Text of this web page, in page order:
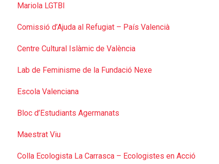
Mariola LGTBI
Comissió d’Ajuda al Refugiat – País Valencià
Centre Cultural Islàmic de València
Lab de Feminisme de la Fundació Nexe
Escola Valenciana
Bloc d’Estudiants Agermanats
Maestrat Viu
Colla Ecologista La Carrasca – Ecologistes en Acció